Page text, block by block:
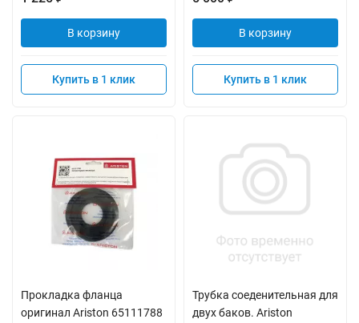
В корзину
Купить в 1 клик
В корзину
Купить в 1 клик
Прокладка фланца
оригинал Ariston 65111788
Трубка соеденительная для
двух баков. Ariston